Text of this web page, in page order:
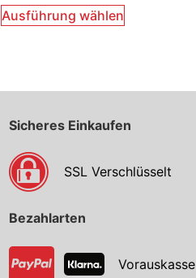
von 5
Ausführung wählen
Sicheres Einkaufen
SSL Verschlüsselt
Bezahlarten
Vorauskasse